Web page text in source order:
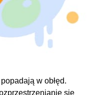
w obłęd.
się